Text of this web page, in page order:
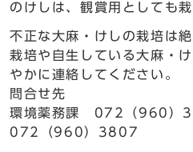
のけしは、観賞用としても
不正な大麻・けしの栽培は
栽培や自生している大麻・
やかに連絡してください。
問合せ先
環境薬務課 072（960）
072（960）3807